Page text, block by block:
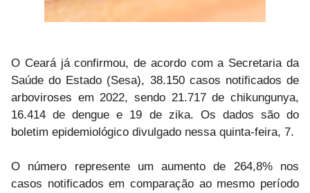
O Ceará já confirmou, de acordo com a Secretaria da
Saúde do Estado (Sesa), 38.150 casos notificados de
arboviroses em 2022, sendo 21.717 de chikungunya,
16.414 de dengue e 19 de zika. Os dados são do
boletim epidemiológico divulgado nessa quinta-feira, 7.
O número represente um aumento de 264,8% nos
casos notificados em comparação ao mesmo período